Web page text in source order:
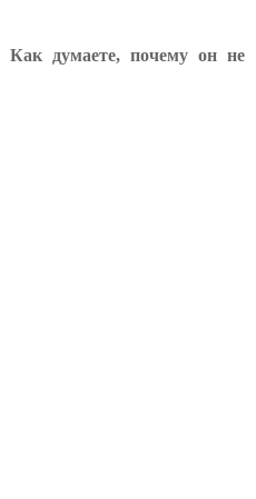
думаете, почему он не